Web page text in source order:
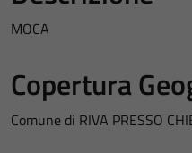
MOCA
Copertura
Comune di RIVA PRESSO